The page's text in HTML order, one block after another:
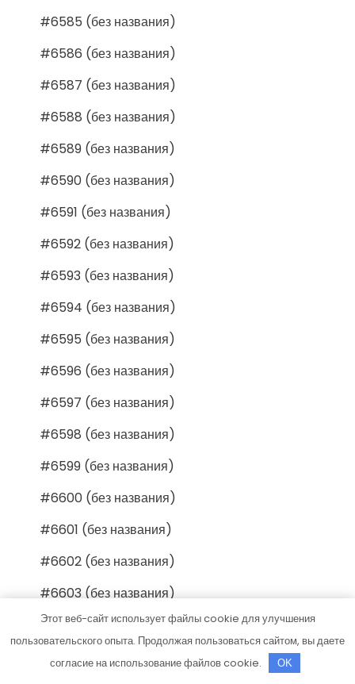
#6585 (без названия)
#6586 (без названия)
#6587 (без названия)
#6588 (без названия)
#6589 (без названия)
#6590 (без названия)
#6591 (без названия)
#6592 (без названия)
#6593 (без названия)
#6594 (без названия)
#6595 (без названия)
#6596 (без названия)
#6597 (без названия)
#6598 (без названия)
#6599 (без названия)
#6600 (без названия)
#6601 (без названия)
#6602 (без названия)
#6603 (без названия)
#6604 (без названия)
Этот веб-сайт использует файлы cookie для улучшения
пользовательского опыта. Продолжая пользоваться сайтом, вы даете
согласие на использование файлов cookie.
OK